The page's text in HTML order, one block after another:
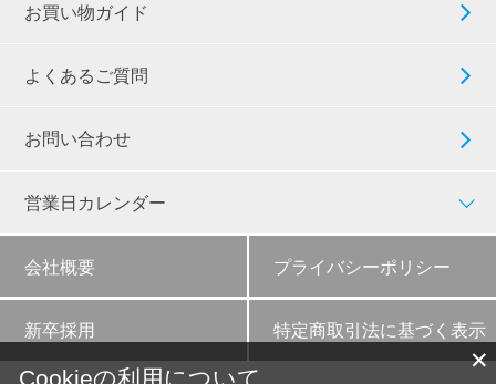
お買い物ガイド
よくあるご質問
お問い合わせ
営業日カレンダー
会社概要 プライバシーポリシー
新卒採用 特定商取引法に基づく表示
✕
Cookieの利用について